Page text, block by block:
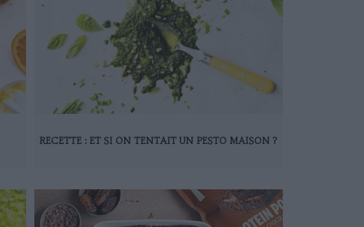
RECETTE : ET SI ON TENTAIT UN PESTO MAISON ?